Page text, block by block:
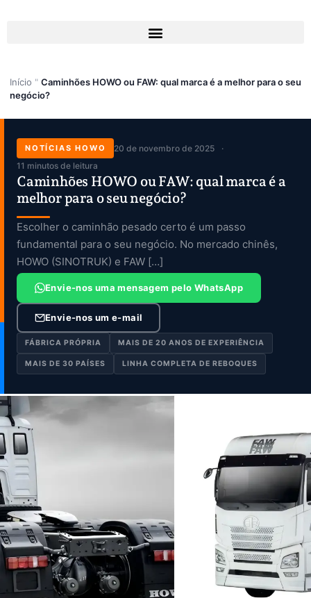
Início " Caminhões HOWO ou FAW: qual marca é a melhor para o seu
negócio?
NOTÍCIAS HOWO
20 de novembro de 2025
11 minutos de leitura
Caminhões HOWO ou FAW: qual marca é a
melhor para o seu negócio?
Escolher o caminhão pesado certo é um passo
fundamental para o seu negócio. No mercado chinês,
HOWO (SINOTRUK) e FAW […]
Envie-nos uma mensagem pelo WhatsApp
Envie-nos um e-mail
FÁBRICA PRÓPRIA MAIS DE 20 ANOS DE EXPERIÊNCIA
MAIS DE 30 PAÍSES LINHA COMPLETA DE REBOQUES